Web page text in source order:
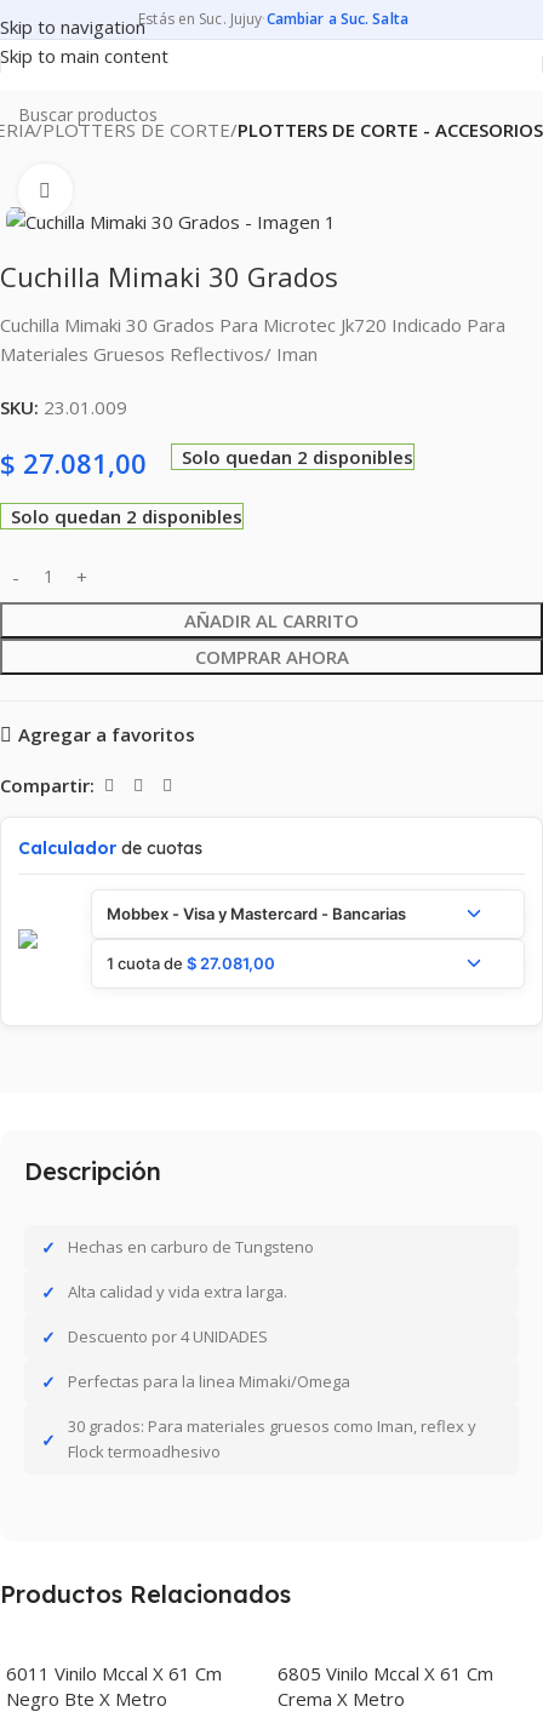
Skip to navigation
Skip to main content
Estás en Suc. Jujuy·Cambiar a Suc. Salta
PLOTTERS DE CORTE PLOTTERS DE CORTE - ACCESORIOS
Cuchilla Mimaki 30 Grados
Cuchilla Mimaki 30 Grados Para Microtec Jk720 Indicado Para
Materiales Gruesos Reflectivos/ Iman
SKU: 23.01.009
$ 27.081,00 Solo quedan 2 disponibles
Solo quedan 2 disponibles
AÑADIR AL CARRITO
COMPRAR AHORA
Agregar a favoritos
Compartir:
Calculador de cuotas
Mobbex - Visa y Mastercard - Bancarias
1 cuota de $ 27.081,00
Descripción
Hechas en carburo de Tungsteno
Alta calidad y vida extra larga.
Descuento por 4 UNIDADES
Perfectas para la linea Mimaki/Omega
30 grados: Para materiales gruesos como Iman, reflex y
Flock termoadhesivo
Productos Relacionados
6011 Vinilo Mccal X 61 Cm
Negro Bte X Metro
6805 Vinilo Mccal X 61 Cm
Crema X Metro